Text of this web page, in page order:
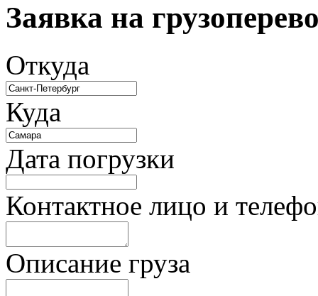
Заявка на
Откуда
Куда
Дата погрузки
Контактное лицо и
Описание груза